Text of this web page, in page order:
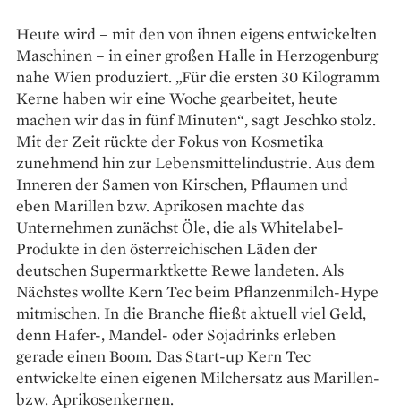
Heute wird – mit den von ihnen eigens entwickelten
Ma­schinen – in einer großen Halle in Herzogenburg
nahe Wien produziert. „Für die ersten 30 Kilogramm
Kerne haben wir eine Woche gearbeitet, heute
machen wir das in fünf Minuten“, sagt Jeschko stolz.
Mit der Zeit rückte der Fokus von Kosmetika
zunehmend hin zur Lebensmittelindustrie. Aus dem
Inneren der Samen von Kirschen, Pflaumen und
eben Marillen bzw. Aprikosen machte das
Unternehmen zunächst Öle, die als Whitelabel-
Produkte in den österreichischen Läden der
deutschen Supermarktkette Rewe landeten. Als
Nächstes wollte Kern Tec beim Pflanzenmilch-Hype
mitmischen. In die Branche fließt aktuell viel Geld,
denn Hafer-, Mandel- oder Sojadrinks erleben
gerade einen Boom. Das Start-up Kern Tec
entwickelte einen eigenen Milchersatz aus Marillen-
bzw. Aprikosenkernen.